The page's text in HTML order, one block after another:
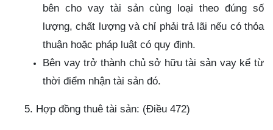
bên cho vay tài sản cùng loại theo đúng số
lượng, chất lượng và chỉ phải trả lãi nếu có thỏa
thuận hoặc pháp luật có quy định.
Bên vay trở thành chủ sở hữu tài sản vay kể từ
thời điểm nhận tài sản đó.
5. Hợp đồng thuê tài sản: (Điều 472)